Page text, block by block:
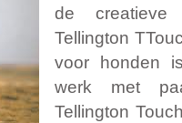
de
Tellington
voor honden
werk met
Tellington